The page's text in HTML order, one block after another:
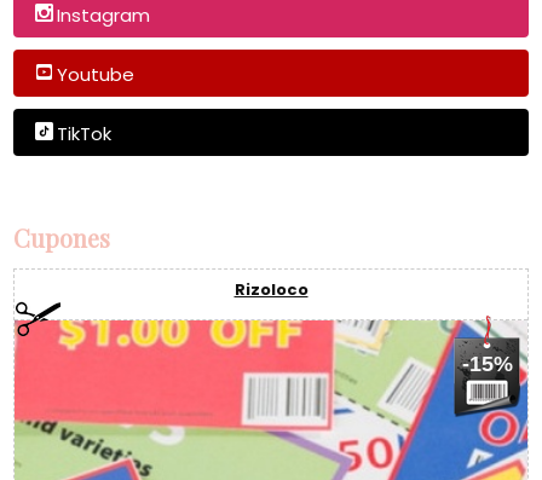
Instagram
Youtube
TikTok
Cupones
Rizoloco
-15%